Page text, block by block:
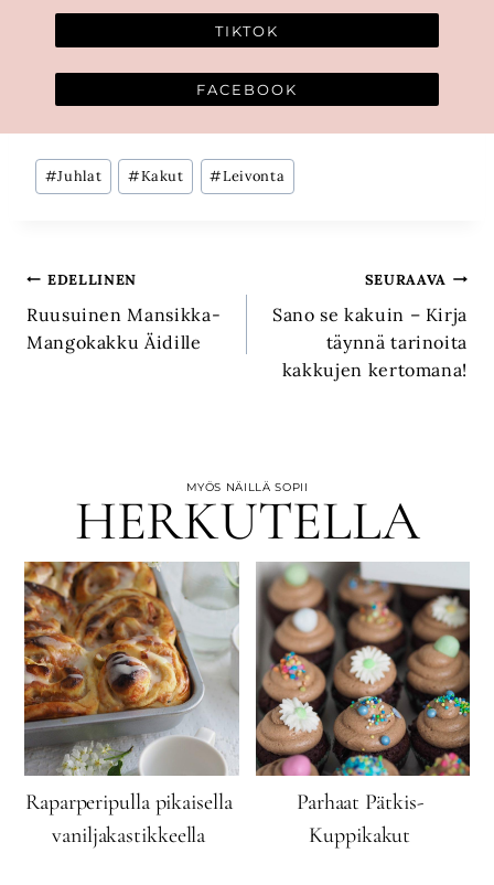
TIKTOK
FACEBOOK
Avainsanat:
#Juhlat #Kakut #Leivonta
Artikkelien
selaus
EDELLINEN
Ruusuinen Mansikka-
Mangokakku Äidille
SEURAAVA
Sano se kakuin – Kirja
täynnä tarinoita
kakkujen kertomana!
MYÖS NÄILLÄ SOPII
HERKUTELLA
Raparperipulla pikaisella
vaniljakastikkeella
Parhaat Pätkis-
Kuppikakut